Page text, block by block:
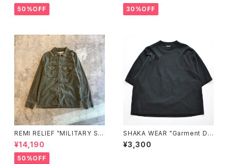
50%OFF 30%OFF
REMI RELIEF "MILITARY SHI
RT（襟：花茎スタッズ）"
¥14,190
50%OFF
SHAKA WEAR "Garment Dy
e Drop Shoulder 7.5 OZ"
¥3,300